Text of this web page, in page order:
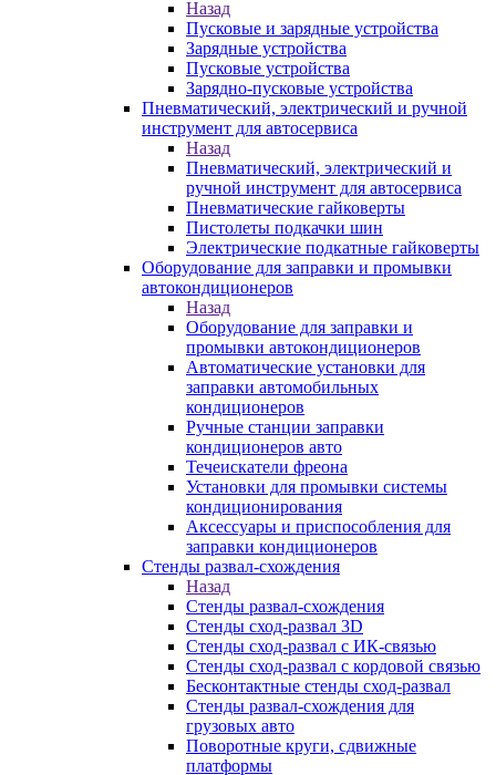
Назад
Пусковые и зарядные устройства
Зарядные устройства
Пусковые устройства
Зарядно-пусковые устройства
Пневматический, электрический и ручной
инструмент для автосервиса
Назад
Пневматический, электрический и
ручной инструмент для автосервиса
Пневматические гайковерты
Пистолеты подкачки шин
Электрические подкатные гайковерты
Оборудование для заправки и промывки
автокондиционеров
Назад
Оборудование для заправки и
промывки автокондиционеров
Автоматические установки для
заправки автомобильных
кондиционеров
Ручные станции заправки
кондиционеров авто
Течеискатели фреона
Установки для промывки системы
кондиционирования
Аксессуары и приспособления для
заправки кондиционеров
Стенды развал-схождения
Назад
Стенды развал-схождения
Стенды сход-развал 3D
Стенды сход-развал с ИК-связью
Стенды сход-развал с кордовой связью
Бесконтактные стенды сход-развал
Стенды развал-схождения для
грузовых авто
Поворотные круги, сдвижные
платформы